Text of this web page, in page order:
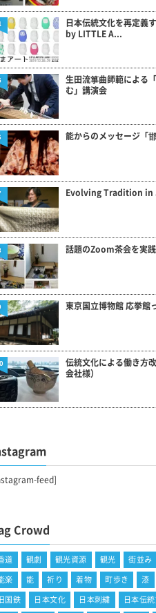
日本伝統文化を再定義
by LITTLE A...
生田流箏曲師範による
む」講演会
能からのメッセージ「
Evolving Tradition
話題のZoom茶会を実践
東京国立博物館 応挙館
伝統文化による働き方
会社様）
feed]
Crowd
道 観劇 観光資源 観光 街並み
楽
能 祈り 着物 町歩き 漆
国鉄
日本文化 日本刺繍 日本伝